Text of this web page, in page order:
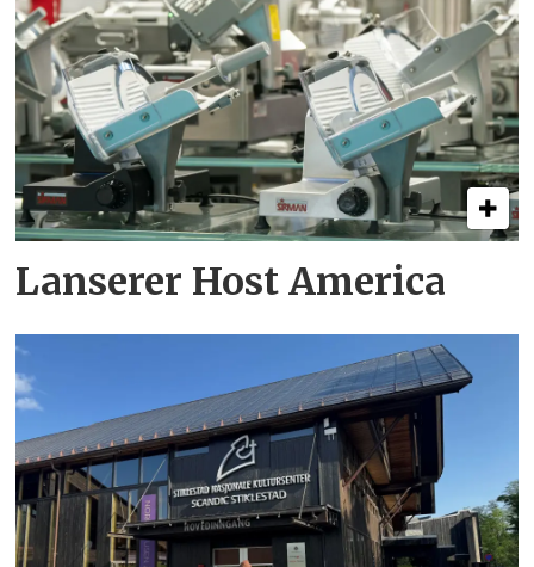
Lanserer Host America